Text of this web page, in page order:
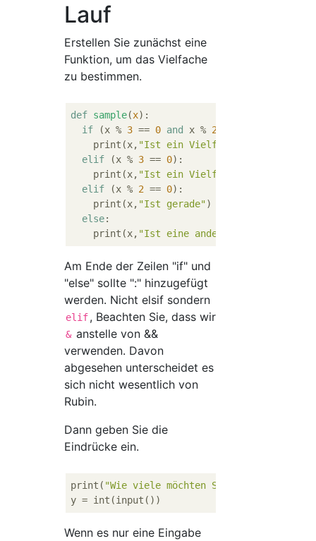
Lauf
Erstellen Sie zunächst eine
Funktion, um das Vielfache
zu bestimmen.
def sample(x):
if (x % 3 == 0 and x % 2
    print(x,
"Ist ein Vielfaches von 6"
elif (x % 3 == 0):
    print(x,
"Ist ein Vielfaches von 3"
elif (x % 2 == 0):
    print(x,
"Ist gerade")
else:
    print(x,
"Ist eine andere Nummer"
Am Ende der Zeilen "if" und
"else" sollte ":" hinzugefügt
werden. Nicht elsif sondern
elif, Beachten Sie, dass wir
& anstelle von &&
verwenden. Davon
abgesehen unterscheidet es
sich nicht wesentlich von
Rubin.
Dann geben Sie die
Eindrücke ein.
print( "Wie viele möchten Sie anzeigen?"
Wenn es nur eine Eingabe